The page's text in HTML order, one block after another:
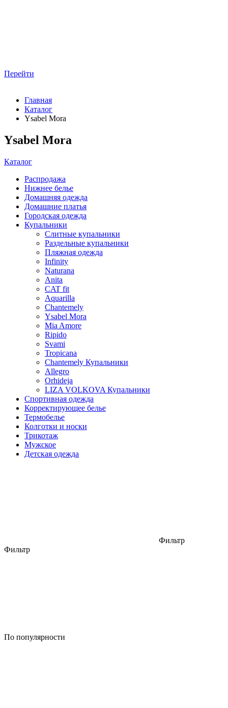
Перейти
Главная
Каталог
Ysabel Mora
Ysabel Mora
Каталог
Распродажа
Нижнее белье
Домашняя одежда
Домашние платья
Городская одежда
Купальники
Слитные купальники
Раздельные купальники
Пляжная одежда
Infinity
Naturana
Anita
CAT fit
Aquarilla
Chantemely
Ysabel Mora
Mia Amore
Ripido
Svami
Tropicana
Chantemely Купальники
Allegro
Orhideja
LIZA VOLKOVA Купальники
Спортивная одежда
Корректирующее белье
Термобелье
Колготки и носки
Трикотаж
Мужское
Детская одежда
Фильтр
Фильтр
По популярности